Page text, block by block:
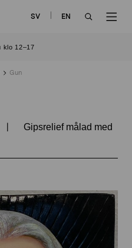
SV
EN
klo 12–17
Gun
|
Gipsrelief målad med